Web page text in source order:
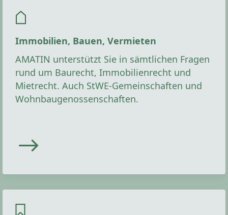
Immobilien, Bauen, Vermieten
AMATIN unterstützt Sie in sämtlichen Fragen
rund um Baurecht, Immobilienrecht und
Mietrecht. Auch StWE-Gemeinschaften und
Wohnbaugenossenschaften.